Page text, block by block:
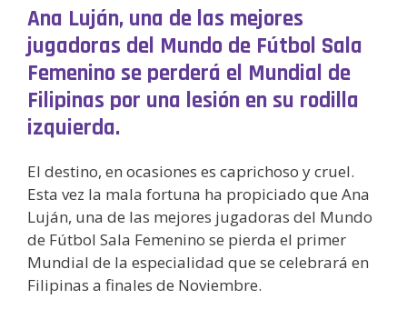
Ana Luján, una de las mejores
jugadoras del Mundo de Fútbol Sala
Femenino se perderá el Mundial de
Filipinas por una lesión en su rodilla
izquierda.
El destino, en ocasiones es caprichoso y cruel.
Esta vez la mala fortuna ha propiciado que Ana
Luján, una de las mejores jugadoras del Mundo
de Fútbol Sala Femenino se pierda el primer
Mundial de la especialidad que se celebrará en
Filipinas a finales de Noviembre.